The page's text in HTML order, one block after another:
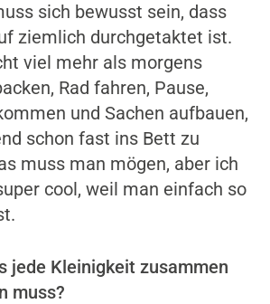
sich bewusst sein, dass
ziemlich durchgetaktet ist.
viel mehr als morgens
Rad fahren, Pause,
und Sachen aufbauen,
schon fast ins Bett zu
muss man mögen, aber ich
cool, weil man einfach so
jede Kleinigkeit zusammen
muss?